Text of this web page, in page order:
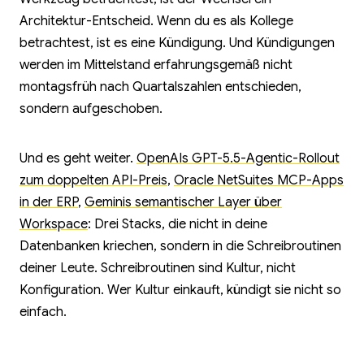
Architektur-Entscheid. Wenn du es als Kollege
betrachtest, ist es eine Kündigung. Und Kündigungen
werden im Mittelstand erfahrungsgemäß nicht
montagsfrüh nach Quartalszahlen entschieden,
sondern aufgeschoben.
Und es geht weiter. OpenAIs GPT-5.5-Agentic-Rollout
zum doppelten API-Preis, Oracle NetSuites MCP-Apps
in der ERP, Geminis semantischer Layer über
Workspace: Drei Stacks, die nicht in deine
Datenbanken kriechen, sondern in die Schreibroutinen
deiner Leute. Schreibroutinen sind Kultur, nicht
Konfiguration. Wer Kultur einkauft, kündigt sie nicht so
einfach.